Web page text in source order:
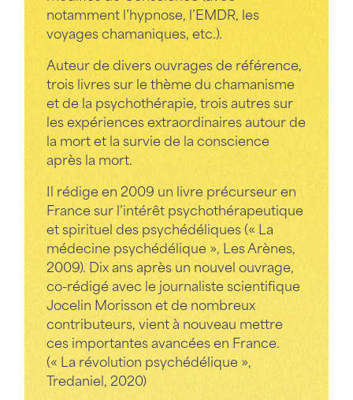
notamment l’hypnose, l’EMDR, les
voyages chamaniques, etc.).​
Auteur de divers ouvrages de référence,
trois livres sur le thème du chamanisme
et de la psychothérapie, trois autres sur
les expériences extraordinaires autour de
la mort et la survie de la conscience
après la mort.​
Il rédige en 2009 un livre précurseur en
France sur l’intérêt psychothérapeutique
et spirituel des psychédéliques (« La
médecine psychédélique », Les Arènes,
2009). Dix ans après un nouvel ouvrage,
co-rédigé avec le journaliste scientifique
Jocelin Morisson et de nombreux
contributeurs, vient à nouveau mettre
ces importantes avancées en France.
(« La révolution psychédélique »,
Tredaniel, 2020)